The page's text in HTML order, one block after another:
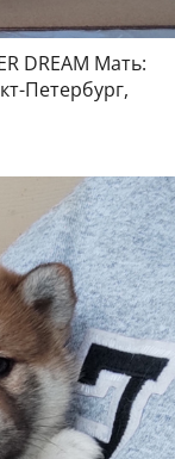
DREAM Мать:
Петербург,